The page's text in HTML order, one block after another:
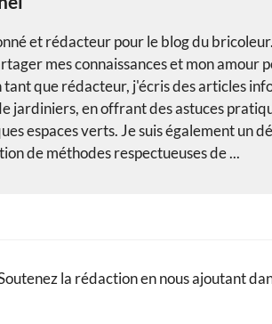
et rédacteur pour le blog du
mes connaissances et mon amour
que rédacteur, j'écris des articles
jardiniers, en offrant des astuces
espaces verts. Je suis également un
de méthodes respectueuses de ...
la rédaction en nous ajoutant